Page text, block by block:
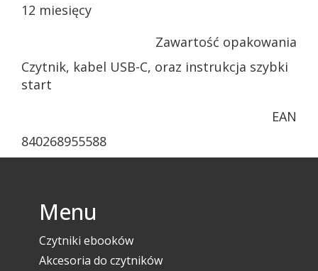
12 miesięcy
Zawartość opakowania
Czytnik, kabel USB-C, oraz instrukcja szybki
start
EAN
840268955588
Menu
Czytniki ebooków
Akcesoria do czytników